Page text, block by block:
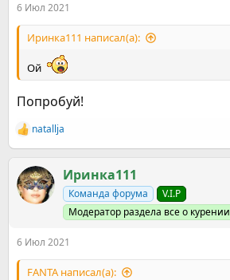
6 Июл 2021
Иринка111 написал(а):
Ой
Попробуй!
Р
е
к
ц
и
natallja
Иринка111
Команда форума
V.I.P
Модератор раздела все о курении
6 Июл 2021
FANTA написал(а):